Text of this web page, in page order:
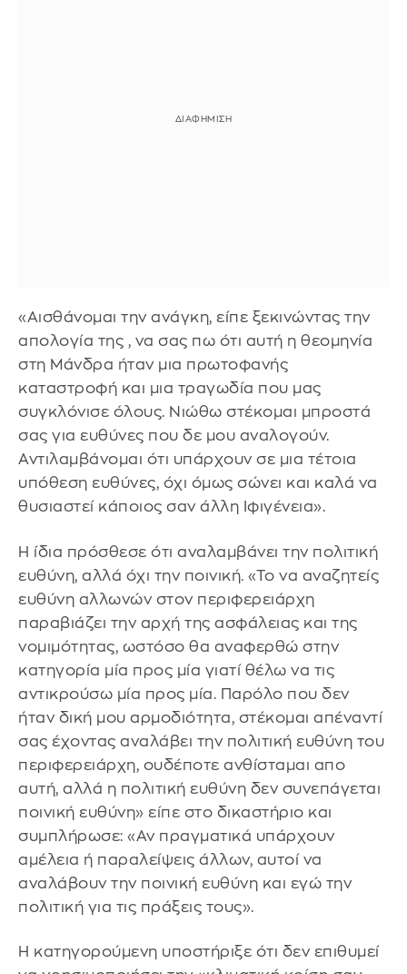
«Αισθάνομαι την ανάγκη, είπε ξεκινώντας την
απολογία της , να σας πω ότι αυτή η θεομηνία
στη Μάνδρα ήταν μια πρωτοφανής
καταστροφή και μια τραγωδία που μας
συγκλόνισε όλους. Νιώθω στέκομαι μπροστά
σας για ευθύνες που δε μου αναλογούν.
Αντιλαμβάνομαι ότι υπάρχουν σε μια τέτοια
υπόθεση ευθύνες, όχι όμως σώνει και καλά να
θυσιαστεί κάποιος σαν άλλη Ιφιγένεια».
Η ίδια πρόσθεσε ότι αναλαμβάνει την πολιτική
ευθύνη, αλλά όχι την ποινική. «Το να αναζητείς
ευθύνη αλλωνών στον περιφερειάρχη
παραβιάζει την αρχή της ασφάλειας και της
νομιμότητας, ωστόσο θα αναφερθώ στην
κατηγορία μία προς μία γιατί θέλω να τις
αντικρούσω μία προς μία. Παρόλο που δεν
ήταν δική μου αρμοδιότητα, στέκομαι απέναντί
σας έχοντας αναλάβει την πολιτική ευθύνη του
περιφερειάρχη, ουδέποτε ανθίσταμαι απο
αυτή, αλλά η πολιτική ευθύνη δεν συνεπάγεται
ποινική ευθύνη» είπε στο δικαστήριο και
συμπλήρωσε: «Αν πραγματικά υπάρχουν
αμέλεια ή παραλείψεις άλλων, αυτοί να
αναλάβουν την ποινική ευθύνη και εγώ την
πολιτική για τις πράξεις τους».
Η κατηγορούμενη υποστήριξε ότι δεν επιθυμεί